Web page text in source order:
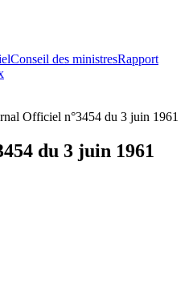
Conseil des ministresRapport
Officiel n°3454 du 3 juin 1961
du 3 juin 1961